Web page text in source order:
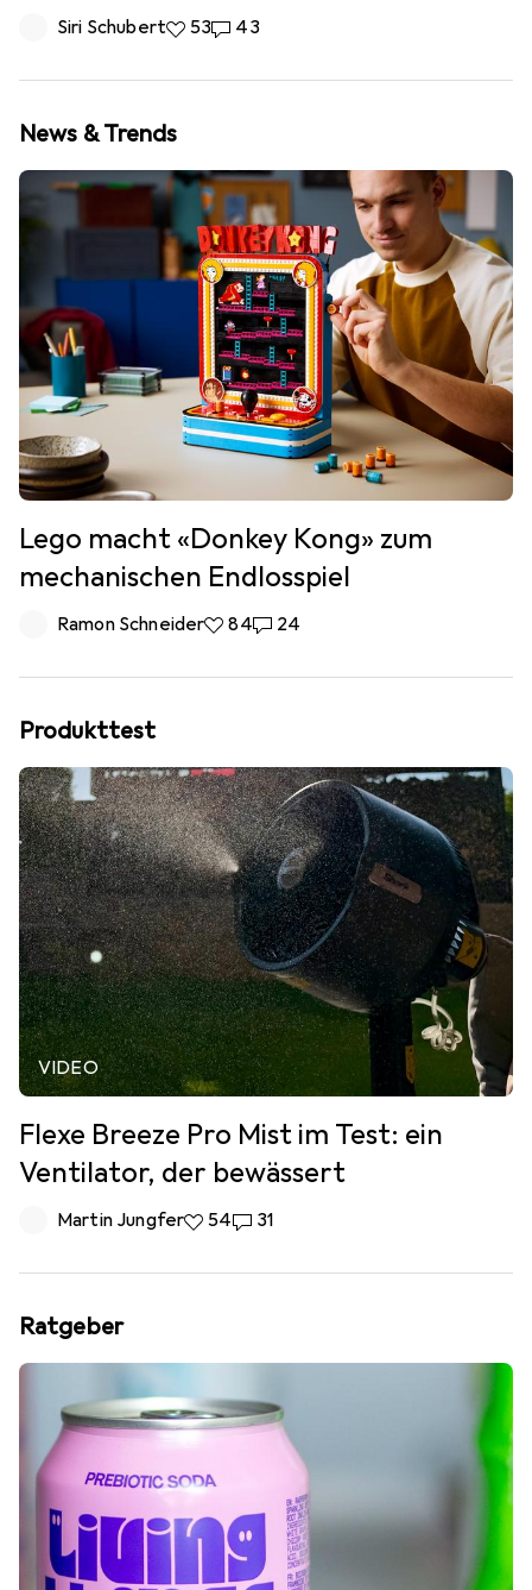
Siri Schubert53 Likes
5343 Kommentare
43
News & Trends
Lego macht «Donkey Kong» zum
mechanischen Endlosspiel
Ramon Schneider84 Likes
8424 Kommentare
24
Produkttest
VIDEO
Flexe Breeze Pro Mist im Test: ein
Ventilator, der bewässert
Martin Jungfer54 Likes
5431 Kommentare
31
Ratgeber